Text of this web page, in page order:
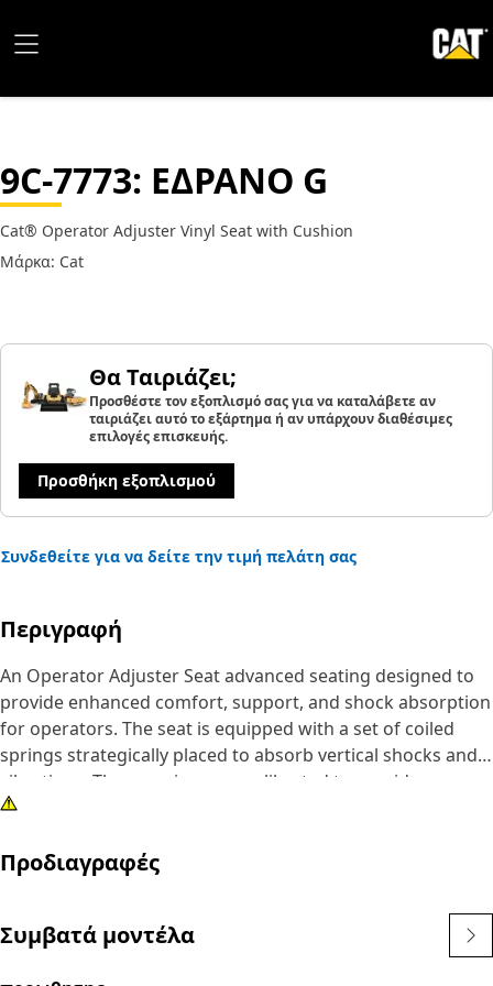
9C-7773: ΕΔΡΑΝΟ G
Cat® Operator Adjuster Vinyl Seat with Cushion
Μάρκα: Cat
Θα Ταιριάζει;
Προσθέστε τον εξοπλισμό σας για να καταλάβετε αν
ταιριάζει αυτό το εξάρτημα ή αν υπάρχουν διαθέσιμες
επιλογές επισκευής.
Προσθήκη εξοπλισμού
Συνδεθείτε για να δείτε την τιμή πελάτη σας
Περιγραφή
An Operator Adjuster Seat advanced seating designed to
provide enhanced comfort, support, and shock absorption
for operators. The seat is equipped with a set of coiled
springs strategically placed to absorb vertical shocks and
vibrations. These springs are calibrated to provide a
smooth and controlled suspension effect.
Attributes:
•Promote good posture and reduce fatigue during long
Προδιαγραφές
Συμβατά μοντέλα